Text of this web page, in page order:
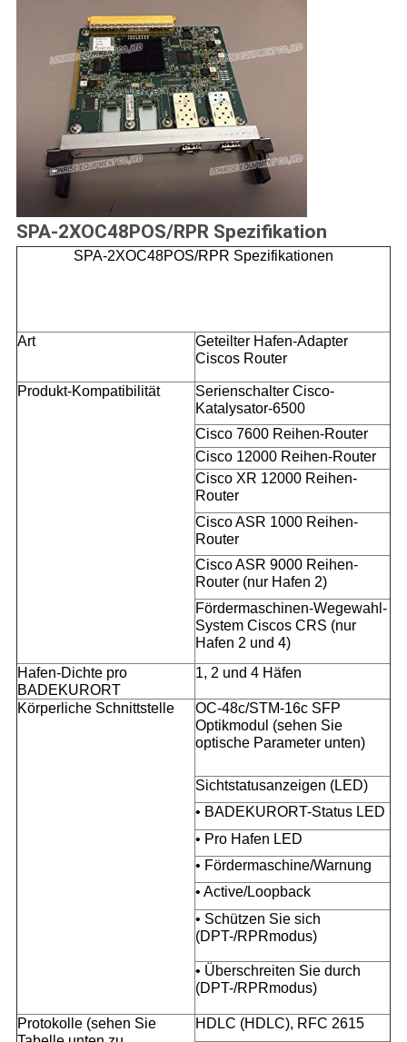
SPA-2XOC48POS/RPR Spezifikation
SPA-2XOC48POS/RPR Spezifikationen
Art
Geteilter Hafen-Adapter
Ciscos Router
Produkt-Kompatibilität
Serienschalter Cisco-
Katalysator-6500
Cisco 7600 Reihen-Router
Cisco 12000 Reihen-Router
Cisco XR 12000 Reihen-
Router
Cisco ASR 1000 Reihen-
Router
Cisco ASR 9000 Reihen-
Router (nur Hafen 2)
Fördermaschinen-Wegewahl-
System Ciscos CRS (nur
Hafen 2 und 4)
Hafen-Dichte pro
BADEKURORT
1, 2 und 4 Häfen
Körperliche Schnittstelle
OC-48c/STM-16c SFP
Optikmodul (sehen Sie
optische Parameter unten)
Sichtstatusanzeigen (LED)
• BADEKURORT-Status LED
• Pro Hafen LED
• Fördermaschine/Warnung
• Active/Loopback
• Schützen Sie sich
(DPT-/RPRmodus)
• Überschreiten Sie durch
(DPT-/RPRmodus)
Protokolle (sehen Sie
HDLC (HDLC), RFC 2615